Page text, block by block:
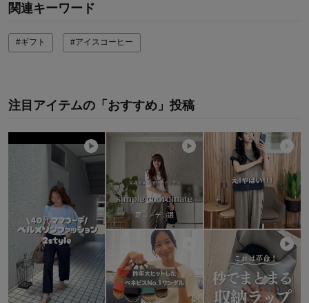
関連キーワード
#ギフト #アイスコーヒー
注目アイテムの「おすすめ」投稿